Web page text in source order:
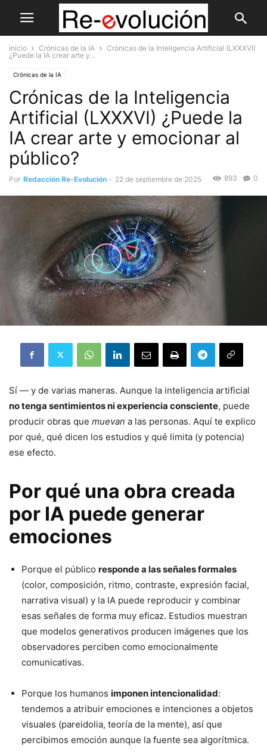
Inicio Crónicas de la IA
Crónicas de la Inteligencia Artificial (LXXXVI)
¿Puede la IA crear arte y...
Crónicas de la IA
Crónicas de la Inteligencia
Artificial (LXXXVI) ¿Puede la
IA crear arte y emocionar al
público?
Por Redacción Re-Evolución - 22 de septiembre de 2025 0
893
Sí — y de varias maneras. Aunque la inteligencia artificial
no tenga sentimientos ni experiencia consciente, puede
producir obras que muevan a las personas. Aquí te explico
por qué, qué dicen los estudios y qué limita (y potencia)
ese efecto.
Por qué una obra creada
por IA puede generar
emociones
Porque el público responde a las señales formales
(color, composición, ritmo, contraste, expresión facial,
narrativa visual) y la IA puede reproducir y combinar
esas señales de forma muy eficaz. Estudios muestran
que modelos generativos producen imágenes que los
observadores perciben como emocionalmente
comunicativas.
Porque los humanos imponen intencionalidad:
tendemos a atribuir emociones e intenciones a objetos
visuales (pareidolia, teoría de la mente), así que
percibimos emoción aunque la fuente sea algorítmica.